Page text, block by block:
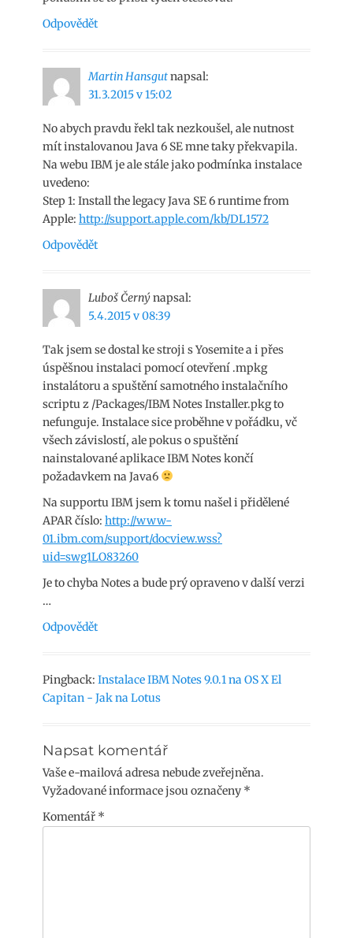
Odpovědět
Martin Hansgutnapsal:
31.3.2015 v 15:02
No abych pravdu řekl tak nezkoušel, ale nutnost
mít instalovanou Java 6 SE mne taky překvapila.
Na webu IBM je ale stále jako podmínka instalace
uvedeno:
Step 1: Install the legacy Java SE 6 runtime from
Apple: http://support.apple.com/kb/DL1572
Odpovědět
Luboš Černýnapsal:
5.4.2015 v 08:39
Tak jsem se dostal ke stroji s Yosemite a i přes
úspěšnou instalaci pomocí otevření .mpkg
instalátoru a spuštění samotného instalačního
scriptu z /Packages/IBM Notes Installer.pkg to
nefunguje. Instalace sice proběhne v pořádku, vč
všech závislostí, ale pokus o spuštění
nainstalované aplikace IBM Notes končí
požadavkem na Java6
Na supportu IBM jsem k tomu našel i přidělené
APAR číslo: http://www-
01.ibm.com/support/docview.wss?
uid=swg1LO83260
Je to chyba Notes a bude prý opraveno v další verzi
…
Odpovědět
Pingback: Instalace IBM Notes 9.0.1 na OS X El
Capitan - Jak na Lotus
Napsat komentář
Vaše e-mailová adresa nebude zveřejněna.
Vyžadované informace jsou označeny *
Komentář *